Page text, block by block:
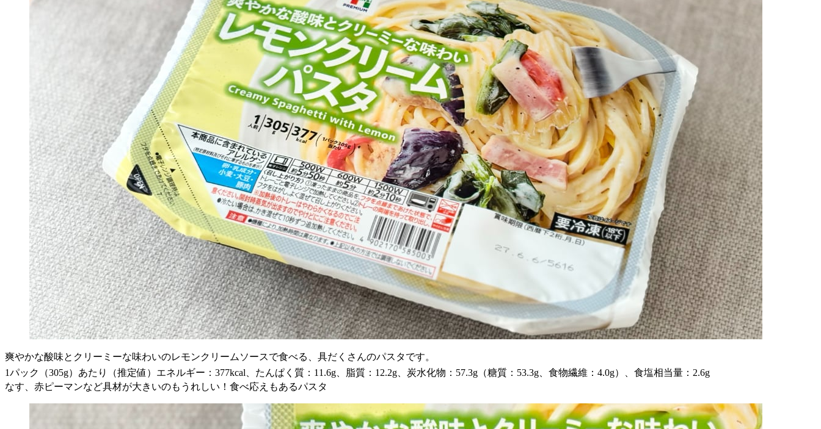
爽やかな酸味とクリーミーな味わいのレモンクリームソースで食べる、具だくさんのパスタです。
1パック（305g）あたり（推定値）エネルギー：377kcal、たんぱく質：11.6g、脂質：12.2g、炭水化物：57.3g（糖質：53.3g、食物繊維：4.0g）、食塩相当量：2.6g
なす、赤ピーマンなど具材が大きいのもうれしい！食べ応えもあるパスタ